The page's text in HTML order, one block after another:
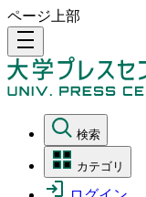
ページ上部
density_medium
検索
カテゴリ